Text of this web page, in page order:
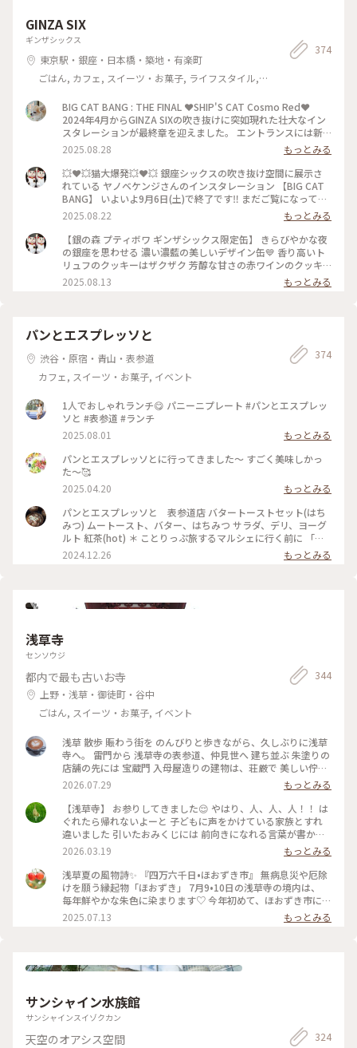
GINZA SIX
ギンザシックス
東京駅・銀座・日本橋・築地・有楽町
ごはん, カフェ, スイーツ・お菓子, ライフスタイル,
374
BIG CAT BANG : THE FINAL ❤️SHIP'S CAT Cosmo Red❤️
2024年4月からGINZA SIXの吹き抜けに突如現れた壮大なイン
スタレーションが最終章を迎えました。 エントランスには新
たにヤノベケンジさんの新作、今まさに宇宙に飛び立とうとし
ている赤い宇宙猫が鎮座しています✨ この姿を静かな時間にじ
っくり見たくて、スーパーよさこいを見に行く前に銀座にやっ
て来ました🕤 ティファニーで朝食を☕️ならぬ⋯ ティファニー
から道を隔てて朝のアート鑑賞を🎨 みなさんもいかがです
月30日に決定したそうです🚀 果たして大洗から成層圏へ宇宙
猫は飛び立てるのか⁉️ワクワクします🐱ྀིニャ～ ※飛び立つの
は小さなシップスキャットです♡ #ゆるり夏時間 #東京#銀座
#GINZASIX#銀座シックス#ヤノベケンジ#シップスキャット#
宇宙猫#ビッグキャットバン#朝10時前の銀座#朝活#銀座シッ
クスでのインスタレーションは9月6日までです
2025.08.28
もっとみる
💥❤️💥猫大爆発💥❤️💥 銀座シックスの吹き抜け空間に展示さ
れている ヤノベケンジさんのインスタレーション 【BIG CAT
BANG】 いよいよ9月6日(土)で終了です‼️ まだご覧になってい
ない方はお急ぎください💨 * 写真3枚目はLUCA(ルカ)号 太陽の
塔型の宇宙船です🚀 これは4階フロアに展示中 大量の宇宙猫を
乗せています 内部は5枚目❤️❤️❤️❤️❤️❤️全部猫 写真4枚目は ル
カ号の(蓋・ω・蓋) 写真5枚目の左はルカ号の裏側🔆‬ * 展示終
了後は 実際に宇宙空間に打ち上げるとか🚀🌏°.✧⚡︎ 大阪に着陸
とか 色々なプロジェクトがあるようです🤭 * 今日は8月の 猫の
日(⃝ᴥ)⃝ฅにゃ♡⃛ * #ゆるり夏時間 #ことりっぷ東京 #東京 #銀座
アート #携帯写真 #fumitubu #ふみつぶ〜ぬ #22日はねこの日
#太陽の塔型宇宙船 #LUCA号
2025.08.22
もっとみる
【銀の森 プティボワ ギンザシックス限定缶】 きらびやかな夜
の銀座を思わせる 濃い濃藍の美しいデザイン缶💙 香り高いト
リュフのクッキーはザクザク 芳醇な甘さの赤ワインのクッキ
ーはサクッ 食感も味わいも異なる 2種類のクッキーが整列して
います （✪ω✪ｷﾚｲ、、、*° * ⟡.·*.キラキラの宝石箱のような
い香り💛🍷 並べる前に たまらず少し食べてしまいました😆 そ
れぞれ18枚ずつ 入っていたみたいです！ なんて幸せな今日の
おやつ(*˘︶˘*).｡.:*♡ 2025.7.2購入 賞味期限ギリギリなので 躊
躇せず一気に食べま〜すꉂꉂ(ˊᗜˋ*) * 大切な方への贈り物はもち
ろん 自分にご褒美いかがですか- ̗̀🎁 ̖́- * 店舗限定缶は現在6缶
ンスタ東京限定缶/グランフロント大阪限定缶 (ᴗ͈ ᴗ͈ ꢏ[ お知らせ
]ꢖ アミュプラザくまもとの 期間限定ポップアップショップで
は 現在全種類が手に入りますよ〜🐿🐿🐿🐿🐿🐿 8月18日ま
で！ ぜひコンプリートしてみませんかʢ•·̫•ʡو ̑̑✧ * #ゆるり夏時
間 #ことりっぷ東京 #焼き菓子 #お土産 #おみやげ #おみやげ図
鑑 #クッキー #銀座シックス #銀の森 #クッキー缶 #カンカン #
カンカン劇場 #毎日おやつ #しあわせおやつ #プティボワ #限
定 #限定缶 #携帯写真 #fumitubu #ふみつぶ〜ぬ
2025.08.13 もっとみる
パンとエスプレッソと
渋谷・原宿・青山・表参道
カフェ, スイーツ・お菓子, イベント
374
1人でおしゃれランチ😋 パニーニプレート #パンとエスプレッ
ソと #表参道 #ランチ
2025.08.01
もっとみる
パンとエスプレッソとに行ってきました〜 すごく美味しかっ
た〜🥰
2025.04.20
もっとみる
パンとエスプレッソと 表参道店 バタートーストセット(はち
みつ) ムートースト、バター、はちみつ サラダ、デリ、ヨーグ
ルト 紅茶(hot) ＊ ことりっぷ旅するマルシェに行く前に 「パ
ンとエスプレッソと」で モーニング☆ 久しぶりの表参道店☆
相変わらずの人気店で順番待ちも ワクワク☆ モーニングメニ
ターがトースト全体に じんわり溶けていきます…☆ はちみつ
た〜☆ #バタートースト #モーニング #パン #ベーカリーカフ
ェ #表参道
2024.12.26 もっとみる
浅草寺
センソウジ
都内で最も古いお寺
上野・浅草・御徒町・谷中
ごはん, スイーツ・お菓子, イベント
344
浅草 散歩 賑わう街を のんびりと歩きながら、久しぶりに浅草
寺へ。 雷門から 浅草寺の表参道、仲見世へ 建ち並ぶ 朱塗りの
店舗の先には 宝蔵門 入母屋造りの建物は、荘厳で 美しい佇ま
い 思わず 見惚れてしまいます♡ こちらに掲げられている お馴
染みの "小舟町"と記された大提灯が 見当たらず。。 調べてみ
ると、10年ぶりに 掛け替えられるとのこと、 10月末頃に 新調
され、お目見えするそうです。 本堂でお参り、上から境内を眺
めました。 参拝の人々で 華やぐ境内、凛と佇む 五重塔 社殿を
吹き抜ける 心地良い風を感じながら 眺める風景は、神々しさ
の中にも 下町の風情が感じられ、ほっこり♡ 素敵な夏の一日
になりました。 #風景 #浅草寺 #古刹 #雷門 #仲見世 #五重塔 #
浅草 #上野 #東京 #ひみつの絶景
2026.07.29
もっとみる
【浅草寺】 お参りしてきました😌 やはり、人、人、人！！ は
ぐれたら帰れないよーと 子どもに声をかけている家族とすれ
違いました 引いたおみくじには 前向きになれる言葉が書かれ
ていたので 年度末の忙しさにも心を乱されることなく 過ごし
たいです☺️ #ことりっぷ東京 #参拝 #お寺 #おみくじ
2026.03.19
もっとみる
浅草夏の風物詩✨ 『四万六千日•ほおずき市』 無病息災や厄除
けを願う縁起物「ほおずき」 7月9•10日の浅草寺の境内は、
毎年鮮やかな朱色に染まります♡ 今年初めて、ほおずき市に行
ってきました。 混雑を覚悟してましたが、暑さのせいか 仲見
世からもわりと空いていて（ほぼ海外の方） のんびりと楽し
ですが、電車で帰る事を考え 籠入り（5個）を一つ連れて帰り
した✨（5枚目） #ほおずき市 #浅草寺 #浅草 #四万六千日 #ほ
おずき #鬼灯 #アートな景色
2025.07.13 もっとみる
サンシャイン水族館
サンシャインスイゾクカン
天空のオアシス空間 324